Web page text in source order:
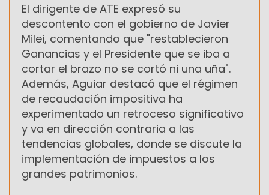
El dirigente de ATE expresó su
descontento con el gobierno de Javier
Milei, comentando que "restablecieron
Ganancias y el Presidente que se iba a
cortar el brazo no se cortó ni una uña".
Además, Aguiar destacó que el régimen
de recaudación impositiva ha
experimentado un retroceso significativo
y va en dirección contraria a las
tendencias globales, donde se discute la
implementación de impuestos a los
grandes patrimonios.